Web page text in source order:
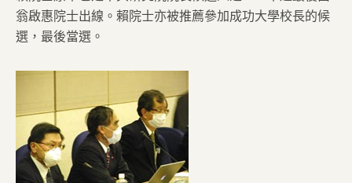
翁啟惠院士出線。賴院士亦被推薦參加成功大學校長的候
選，最後當選。